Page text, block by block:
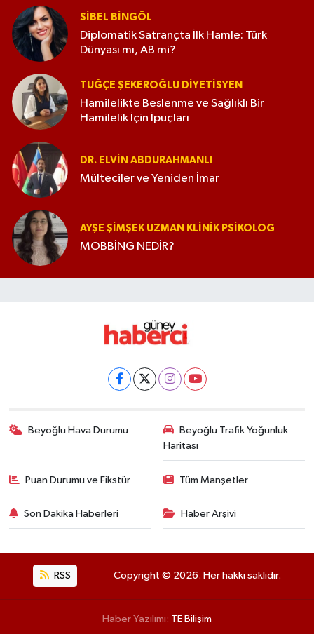
SIBEL BINGÖL
Diplomatik Satrançta İlk Hamle: Türk
Dünyası mı, AB mi?
TUĞÇE ŞEKEROĞLU DIYETISYEN
Hamilelikte Beslenme ve Sağlıklı Bir
Hamilelik İçin İpuçları
DR. ELVIN ABDURAHMANLI
Mülteciler ve Yeniden İmar
AYŞE ŞIMŞEK UZMAN KLINIK PSIKOLOG
MOBBİNG NEDİR?
Beyoğlu Hava Durumu
Beyoğlu Trafik Yoğunluk
Haritası
Puan Durumu ve Fikstür Tüm Manşetler
Son Dakika Haberleri Haber Arşivi
RSS Copyright © 2026. Her hakkı saklıdır.
Haber Yazılımı: TE Bilişim